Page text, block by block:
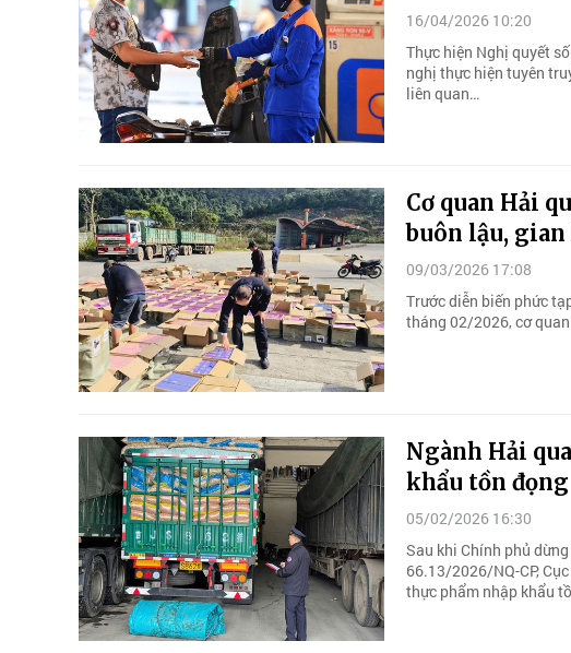
16/04/2026 10:20
Thực hiện Nghị quyết
nghị thực hiện tuyên
liên quan…
Cơ quan Hải
buôn lậu,
09/03/2026 17:08
Trước diễn biến phức
tháng 02/2026, cơ
Ngành Hải
khẩu tồn đọng
05/02/2026 16:30
Sau khi Chính phủ
66.13/2026/NQ-CP,
thực phẩm nhập khẩu